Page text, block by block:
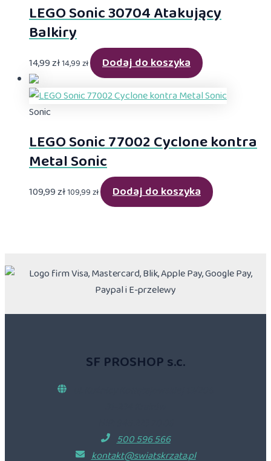
LEGO Sonic 30704 Atakujący
Balkiry
14,99zł14,99zł Dodaj do koszyka
Sonic
LEGO Sonic 77002 Cyclone kontra
Metal Sonic
109,99zł109,99zł Dodaj do koszyka
SF PROSHOP s.c.
500 596 566
kontakt@swiatskrzata.pl